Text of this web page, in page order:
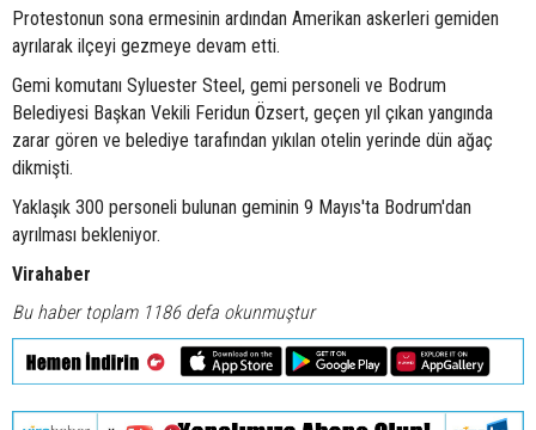
Protestonun sona ermesinin ardından Amerikan askerleri gemiden
ayrılarak ilçeyi gezmeye devam etti.
Gemi komutanı Syluester Steel, gemi personeli ve Bodrum
Belediyesi Başkan Vekili Feridun Özsert, geçen yıl çıkan yangında
zarar gören ve belediye tarafından yıkılan otelin yerinde dün ağaç
dikmişti.
Yaklaşık 300 personeli bulunan geminin 9 Mayıs'ta Bodrum'dan
ayrılması bekleniyor.
Virahaber
Bu haber toplam 1186 defa okunmuştur